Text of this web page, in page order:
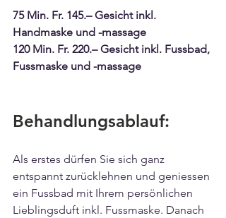
75 Min. Fr. 145.– Gesicht inkl.
Handmaske und -massage
120 Min. Fr. 220.– Gesicht inkl. Fussbad,
Fussmaske und -massage
Behandlungsablauf:
Als erstes dürfen Sie sich ganz
entspannt zurücklehnen und geniessen
ein Fussbad mit Ihrem persönlichen
Lieblingsduft inkl. Fussmaske. Danach